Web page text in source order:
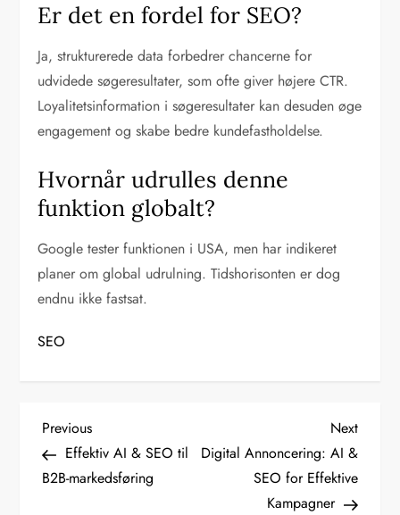
Er det en fordel for SEO?
Ja, strukturerede data forbedrer chancerne for
udvidede søgeresultater, som ofte giver højere CTR.
Loyalitetsinformation i søgeresultater kan desuden øge
engagement og skabe bedre kundefastholdelse.
Hvornår udrulles denne
funktion globalt?
Google tester funktionen i USA, men har indikeret
planer om global udrulning. Tidshorisonten er dog
endnu ikke fastsat.
SEO
I
n
d
Previous
Post
Previous
Effektiv AI & SEO til
B2B-markedsføring
Next
Post
Next
Digital Annoncering: AI &
SEO for Effektive
Kampagner